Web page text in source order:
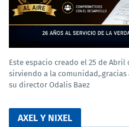
Este espacio creado el 25 de
sirviendo a la
su director Odalis Baez
AXEL Y NIXEL